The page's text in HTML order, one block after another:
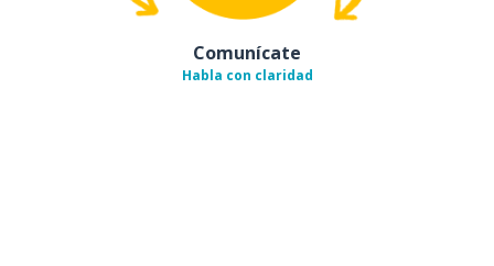
Comunícate
Habla con claridad